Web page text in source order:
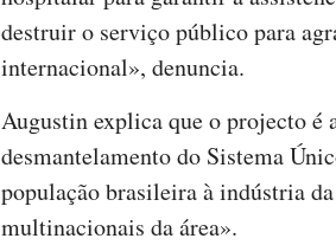
destruir o serviço público para
internacional», denuncia.
Augustin explica que o projecto é
desmantelamento do Sistema
população brasileira à indústria
multinacionais da área».